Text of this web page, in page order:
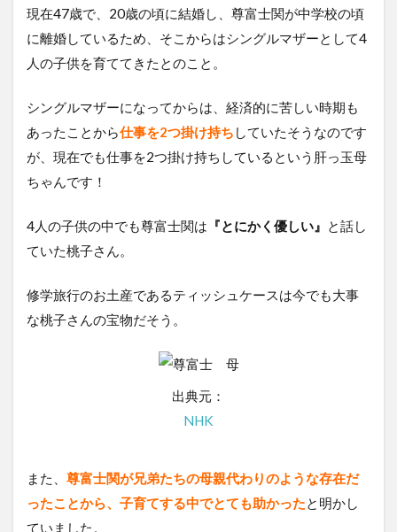
現在47歳で、20歳の頃に結婚し、尊富士関が中学校の頃
に離婚しているため、そこからはシングルマザーとして4
人の子供を育ててきたとのこと。
シングルマザーになってからは、経済的に苦しい時期も
あったことから仕事を2つ掛け持ち していたそうなのです
が、現在でも仕事を2つ掛け持ちしているという肝っ玉母
ちゃんです！
4人の子供の中でも尊富士関は 『とにかく優しい』 と話し
ていた桃子さん。
修学旅行のお土産であるティッシュケースは今でも大事
な桃子さんの宝物だそう。
出典元：
NHK
また、 尊富士関が兄弟たちの母親代わりのような存在だ
ったことから、子育てする中でとても助かったと明かし
ていました。